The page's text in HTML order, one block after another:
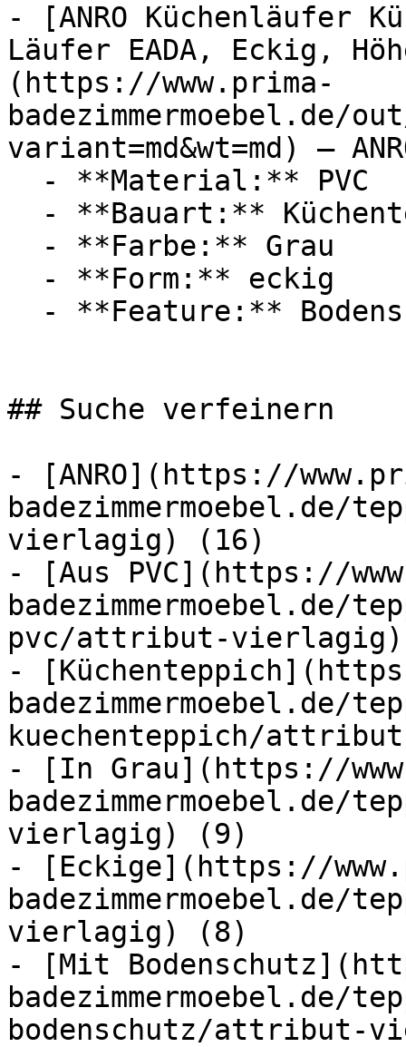
- [ANRO Küchenläufer
Läufer EADA, Eckig,
(https://www.prima-
badezimmermoebel.de/
variant=md&wt=md) —
## Suche verfeinern
- [ANRO](https://
badezimmermoebel.de/
vierlagig) (16)
- [Aus PVC](https://
badezimmermoebel.de/
pvc/attribut-
-
badezimmermoebel.de/
kuechenteppich/
- [In Grau](https://
vierlagig) (9)
- [Eckige](https://
vierlagig) (8)
- [Mit
badezimmermoebel.de/
bodenschutz/attribut-